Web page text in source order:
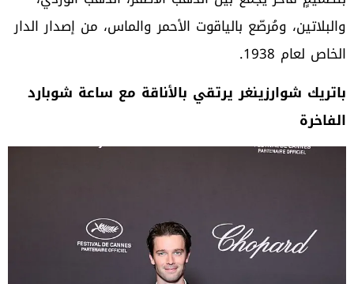
والبلاتين، ومُرصّع بالياقوت الأحمر والماس، من إصدار الدار
الخاص لعام 1938.
باتريك شوارزينغر يرتقي بالأناقة مع ساعة شوبارد
الفاخرة